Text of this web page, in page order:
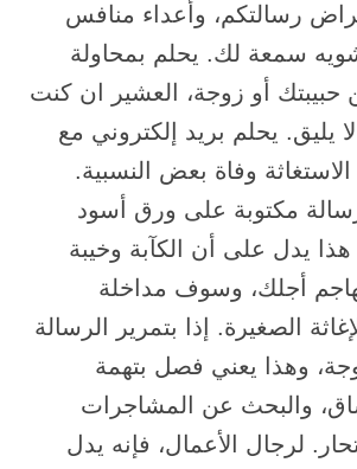
رسالتكم، وأعداء منافس
سمعة لك. يحلم بمحاولة
حبيبتك أو زوجة، العشير ان كنت
يليق. يحلم بريد إلكتروني مع
وفاة بعض النسبية.
مكتوبة على ورق أسود
يدل على أن الكآبة وخيبة
أجلك، وسوف مداخلة
الصغيرة. إذا بتمرير الرسالة
وهذا يعني فصل بتهمة
والبحث عن المشاجرات
لرجال الأعمال، فإنه يدل